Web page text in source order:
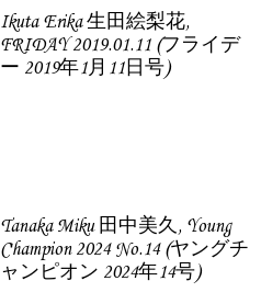
Ikuta Erika 生田絵梨花,
FRIDAY 2019.01.11 (フライデ
ー 2019年1月11日号)
Tanaka Miku 田中美久, Young
Champion 2024 No.14 (ヤングチ
ャンピオン 2024年14号)